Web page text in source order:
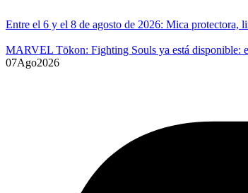
Entre el 6 y el 8 de agosto de 2026: Mica
MARVEL Tōkon: Fighting Souls ya está disponible:
07Ago2026